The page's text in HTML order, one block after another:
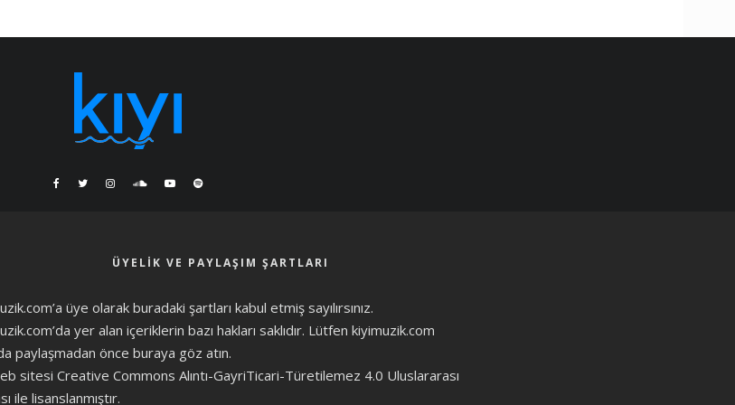
ÜYELIK VE PAYLAŞIM ŞARTLARI
üye olarak buradaki şartları kabul etmiş sayılırsınız.
yer alan içeriklerin bazı hakları saklıdır. Lütfen kiyimuzik.com
paylaşmadan önce buraya göz atın.
sitesi Creative Commons Alıntı-GayriTicari-Türetilemez 4.0 Uluslararası
ile lisanslanmıştır.